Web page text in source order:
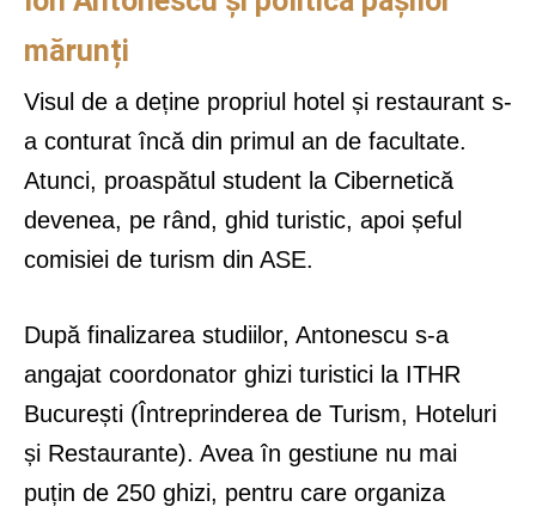
mărunți
Visul de a deține propriul hotel și restaurant s-
a conturat încă din primul an de facultate.
Atunci, proaspătul student la Cibernetică
devenea, pe rând, ghid turistic, apoi șeful
comisiei de turism din ASE.
După finalizarea studiilor, Antonescu s-a
angajat coordonator ghizi turistici la ITHR
București (Întreprinderea de Turism, Hoteluri
și Restaurante). Avea în gestiune nu mai
puțin de 250 ghizi, pentru care organiza